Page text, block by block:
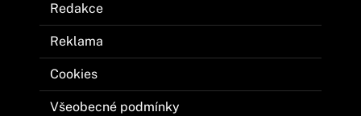
Redakce
Reklama
Cookies
Všeobecné podmínky